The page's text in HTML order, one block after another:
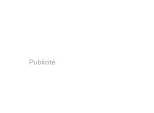
Publicité